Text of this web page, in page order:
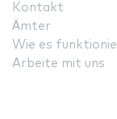
Kontakt
Ämter
Wie es
Arbeite mit uns